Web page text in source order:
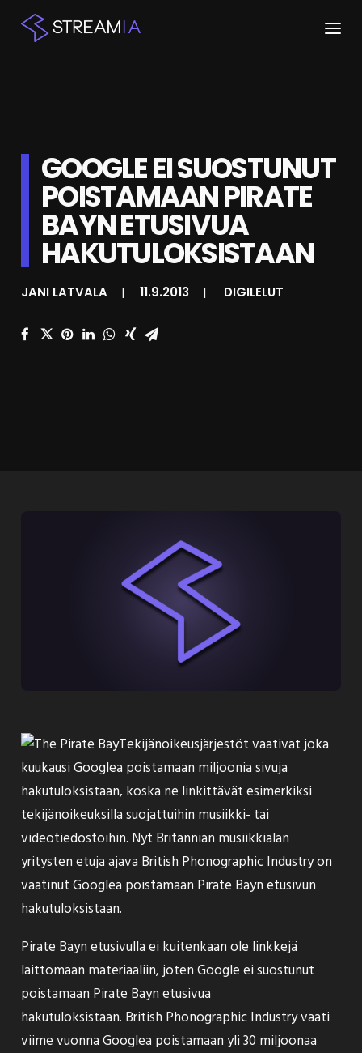
STREAMIT
KESKUSTELU
SHOP
HAKU
GOOGLE EI SUOSTUNUT
POISTAMAAN PIRATE
BAYN ETUSIVUA
HAKUTULOKSISTAAN
JANI LATVALA | 11.9.2013 | DIGILELUT
Tekijänoikeusjärjestöt vaativat joka
kuukausi Googlea poistamaan miljoonia sivuja
hakutuloksistaan, koska ne linkittävät esimerkiksi
tekijänoikeuksilla suojattuihin musiikki- tai
videotiedostoihin. Nyt Britannian musiikkialan
yritysten etuja ajava British Phonographic Industry on
vaatinutGooglea poistamaan Pirate Bayn etusivun
hakutuloksistaan.
Pirate Bayn etusivulla ei kuitenkaan ole linkkejä
laittomaan materiaaliin, joten Google ei suostunut
poistamaan Pirate Bayn etusivua
hakutuloksistaan. British Phonographic Industry vaati
viime vuonna Googlea poistamaan yli 30 miljoonaa